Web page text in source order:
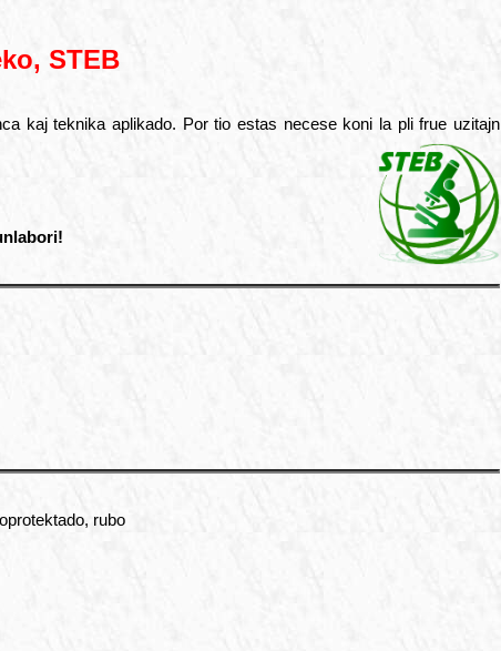
STEB
kaj teknika aplikado. Por tio estas necese koni la pli frue uzitajn
rubo